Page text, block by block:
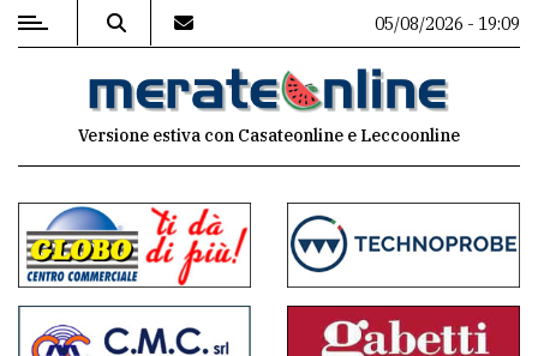
MENU
commenti
Contenuti
del
05/08/2026 - 19:09
Versione estiva con Casateonline e Leccoonline